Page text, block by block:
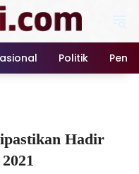
Politik
Hadir